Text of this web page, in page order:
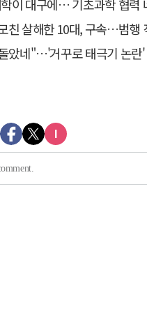
이 대구에… 기초과학 협력 네
살해한 10대, 구속…범행 직
"…'거꾸로 태극기 논란' 인천시 현수